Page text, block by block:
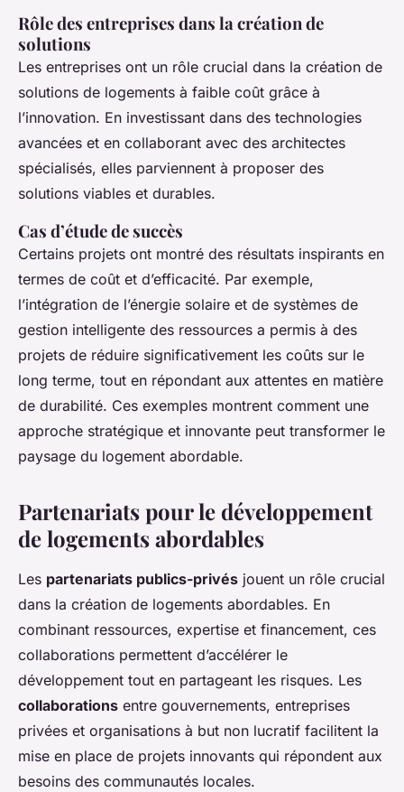
Rôle des entreprises dans la création de
solutions
Les entreprises ont un rôle crucial dans la création de
solutions de logements à faible coût grâce à
l’innovation. En investissant dans des technologies
avancées et en collaborant avec des architectes
spécialisés, elles parviennent à proposer des
solutions viables et durables.
Cas d’étude de succès
Certains projets ont montré des résultats inspirants en
termes de coût et d’efficacité. Par exemple,
l’intégration de l’énergie solaire et de systèmes de
gestion intelligente des ressources a permis à des
projets de réduire significativement les coûts sur le
long terme, tout en répondant aux attentes en matière
de durabilité. Ces exemples montrent comment une
approche stratégique et innovante peut transformer le
paysage du logement abordable.
Partenariats pour le développement
de logements abordables
Les partenariats publics-privés jouent un rôle crucial
dans la création de logements abordables. En
combinant ressources, expertise et financement, ces
collaborations permettent d’accélérer le
développement tout en partageant les risques. Les
collaborations entre gouvernements, entreprises
privées et organisations à but non lucratif facilitent la
mise en place de projets innovants qui répondent aux
besoins des communautés locales.